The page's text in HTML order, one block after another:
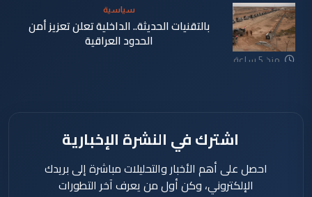
منذ 5 ساعة
سياسية
بالتقنيات الحديثة.. الداخلية تعلن تعزيز أمن
الحدود العراقية
اشترك في النشرة الإخبارية
احصل على أهم الأخبار والتحليلات مباشرة إلى بريدك
الإلكتروني، وكن أول من يعرف آخر التطورات